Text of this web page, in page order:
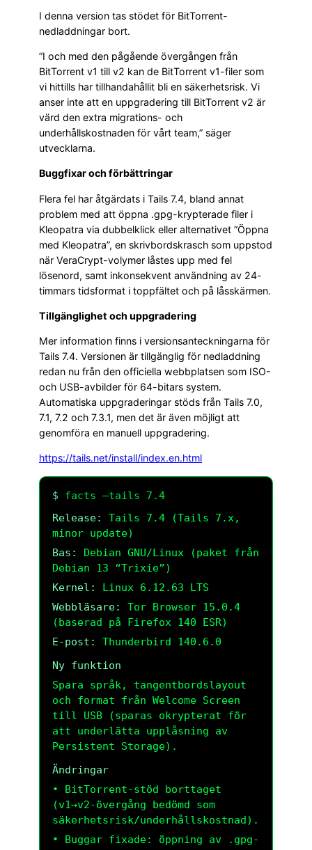
I denna version tas stödet för BitTorrent-
nedladdningar bort.
”I och med den pågående övergången från
BitTorrent v1 till v2 kan de BitTorrent v1-filer som
vi hittills har tillhandahållit bli en säkerhetsrisk. Vi
anser inte att en uppgradering till BitTorrent v2 är
värd den extra migrations- och
underhållskostnaden för vårt team,” säger
utvecklarna.
Buggfixar och förbättringar
Flera fel har åtgärdats i Tails 7.4, bland annat
problem med att öppna .gpg-krypterade filer i
Kleopatra via dubbelklick eller alternativet ”Öppna
med Kleopatra”, en skrivbordskrasch som uppstod
när VeraCrypt-volymer låstes upp med fel
lösenord, samt inkonsekvent användning av 24-
timmars tidsformat i toppfältet och på låsskärmen.
Tillgänglighet och uppgradering
Mer information finns i versionsanteckningarna för
Tails 7.4. Versionen är tillgänglig för nedladdning
redan nu från den officiella webbplatsen som ISO-
och USB-avbilder för 64-bitars system.
Automatiska uppgraderingar stöds från Tails 7.0,
7.1, 7.2 och 7.3.1, men det är även möjligt att
genomföra en manuell uppgradering.
https://tails.net/install/index.en.html
$ facts –tails 7.4
Release:
Tails 7.4 (Tails 7.x,
minor update)
Bas:
Debian GNU/Linux (paket från
Debian 13 “Trixie”)
Kernel:
Linux 6.12.63 LTS
Webbläsare:
Tor Browser 15.0.4
(baserad på Firefox 140 ESR)
E-post:
Thunderbird 140.6.0
Ny funktion
Spara språk, tangentbordslayout
och format från Welcome Screen
till USB (sparas okrypterat för
att underlätta upplåsning av
Persistent Storage).
Ändringar
• BitTorrent-stöd borttaget
(v1→v2-övergång bedömd som
säkerhetsrisk/underhållskostnad).
• Buggar fixade: öppning av .gpg-